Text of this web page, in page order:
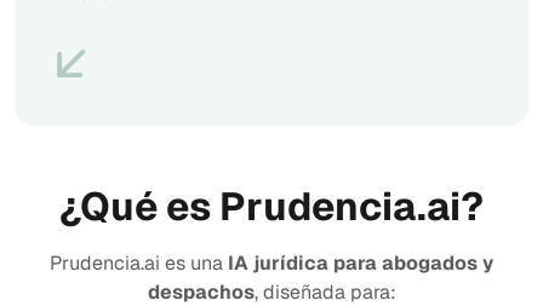
¿Qué es Prudencia.ai?
Prudencia.ai es una IA jurídica para abogados y
despachos, diseñada para: